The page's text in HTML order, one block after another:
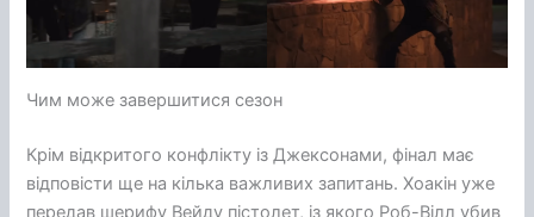
Чим може завершитися сезон
Крім відкритого конфлікту із Джексонами, фінал має
відповісти ще на кілька важливих запитань. Хоакін уже
передав шерифу Вейду пістолет, із якого Роб-Вілл убив